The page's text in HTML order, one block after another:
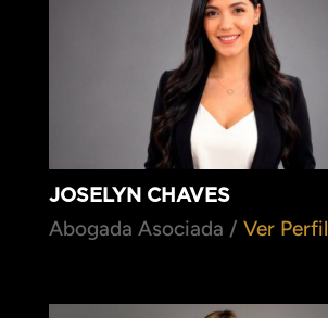
JOSELYN CHAVES
Abogada Asociada / Ver Perfil